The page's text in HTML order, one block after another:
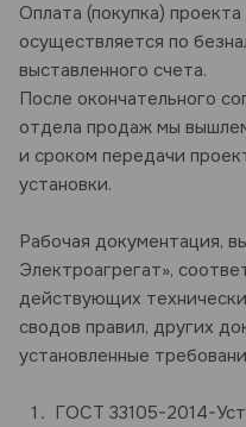
Оплата (покупка)
осуществляется по
выставленного счета.
После окончательного
отдела продаж мы
и сроком передачи
установки.
Рабочая документация,
Электроагрегат»,
действующих
сводов правил, других
установленные
ГОСТ 33105-2014-